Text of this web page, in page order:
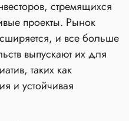
стремящихся
проекты. Рынок
и все больше
выпускают их для
таких как
и устойчивая